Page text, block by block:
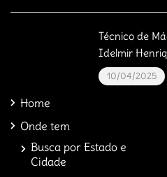
Técnico de
Idelmir
10/04/2025
Home
Onde tem
Busca por Estado e
Cidade